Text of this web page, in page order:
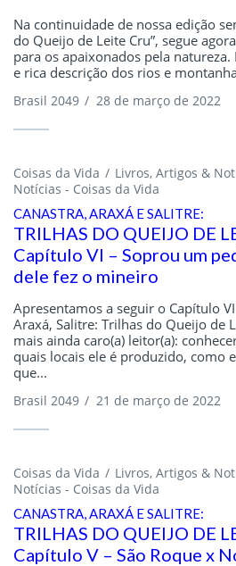
Na continuidade de nossa edição
do Queijo de Leite Cru”, segue
para os apaixonados pela
e rica descrição dos rios e
Brasil 2049 / 28 de março de 2022
Coisas da Vida Livros, Artigos &
Notícias - Coisas da Vida
CANASTRA, ARAXÁ E SALITRE:
TRILHAS DO QUEIJO DE
Capítulo VI – Soprou um
dele fez o mineiro
Apresentamos a seguir o Capítulo
Araxá, Salitre: Trilhas do Queijo de
mais ainda caro(a) leitor(a):
quais locais ele é produzido, como
que...
Brasil 2049 / 21 de março de 2022
Coisas da Vida Livros, Artigos &
Notícias - Coisas da Vida
CANASTRA, ARAXÁ E SALITRE:
TRILHAS DO QUEIJO DE
Capítulo V – São Roque x